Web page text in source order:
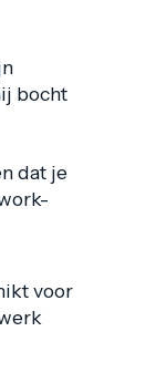
bocht
dat je
voor